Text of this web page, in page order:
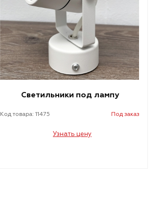
Светильники под лампу
Код товара: 11475 Под заказ
Узнать цену